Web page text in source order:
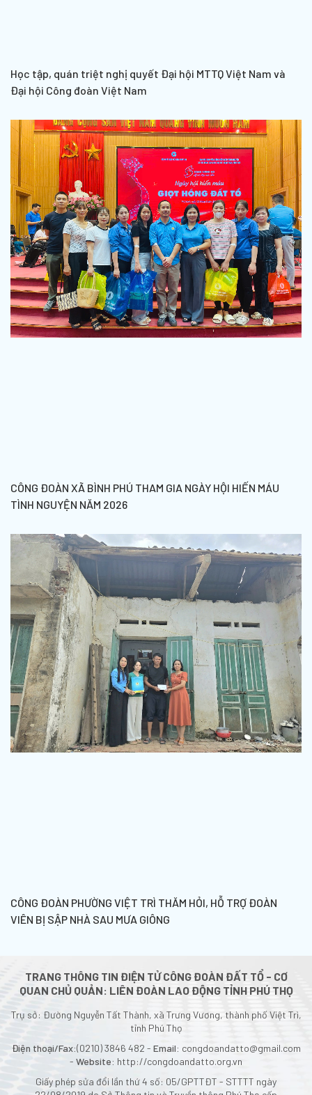
Học tập, quán triệt nghị quyết Đại hội MTTQ Việt Nam và
Đại hội Công đoàn Việt Nam
CÔNG ĐOÀN XÃ BÌNH PHÚ THAM GIA NGÀY HỘI HIẾN MÁU
TÌNH NGUYỆN NĂM 2026
CÔNG ĐOÀN PHƯỜNG VIỆT TRÌ THĂM HỎI, HỖ TRỢ ĐOÀN
VIÊN BỊ SẬP NHÀ SAU MƯA GIÔNG
TRANG THÔNG TIN ĐIỆN TỬ CÔNG ĐOÀN ĐẤT TỔ - CƠ
QUAN CHỦ QUẢN: LIÊN ĐOÀN LAO ĐỘNG TỈNH PHÚ THỌ
Trụ sở: Đường Nguyễn Tất Thành, xã Trưng Vương, thành phố Việt Trì,
tỉnh Phú Thọ
Điện thoại/Fax:(0210) 3846 482 - Email: congdoandatto@gmail.com
- Website: http://congdoandatto.org.vn
Giấy phép sửa đổi lần thứ 4 số: 05/GPTTĐT - STTTT ngày